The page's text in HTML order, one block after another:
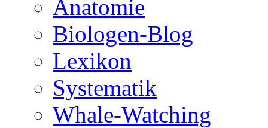
Anatomie
Biologen-Blog
Lexikon
Systematik
Whale-Watching